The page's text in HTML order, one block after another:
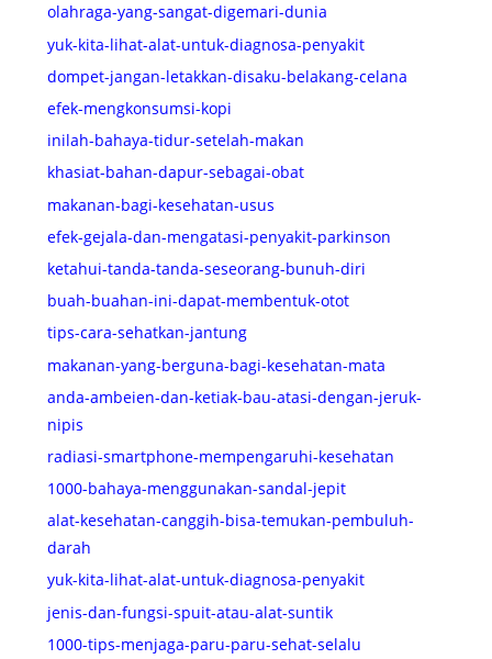
olahraga-yang-sangat-digemari-dunia
yuk-kita-lihat-alat-untuk-diagnosa-penyakit
dompet-jangan-letakkan-disaku-belakang-celana
efek-mengkonsumsi-kopi
inilah-bahaya-tidur-setelah-makan
khasiat-bahan-dapur-sebagai-obat
makanan-bagi-kesehatan-usus
efek-gejala-dan-mengatasi-penyakit-parkinson
ketahui-tanda-tanda-seseorang-bunuh-diri
buah-buahan-ini-dapat-membentuk-otot
tips-cara-sehatkan-jantung
makanan-yang-berguna-bagi-kesehatan-mata
anda-ambeien-dan-ketiak-bau-atasi-dengan-jeruk-
nipis
radiasi-smartphone-mempengaruhi-kesehatan
1000-bahaya-menggunakan-sandal-jepit
alat-kesehatan-canggih-bisa-temukan-pembuluh-
darah
yuk-kita-lihat-alat-untuk-diagnosa-penyakit
jenis-dan-fungsi-spuit-atau-alat-suntik
1000-tips-menjaga-paru-paru-sehat-selalu